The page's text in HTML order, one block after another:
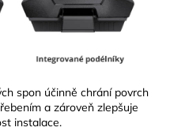
spon účinně chrání povrch
a zároveň zlepšuje
instalace.